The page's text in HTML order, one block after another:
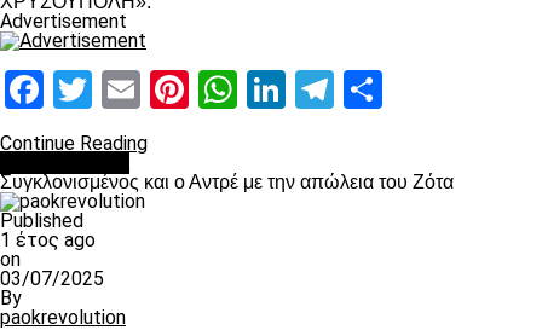
Advertisement
Facebook
Twitter
EmailPinterest
WhatsApp
LinkedIn
Telegram
Continue Reading
Συγκλονισμένος και ο Αντρέ με την απώλεια του Ζότα
Published
1 έτος ago
on
03/07/2025
By
paokrevolution